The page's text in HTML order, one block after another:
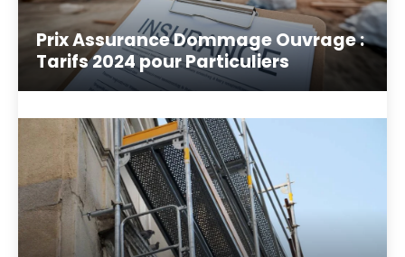
Prix Assurance Dommage Ouvrage :
Tarifs 2024 pour Particuliers